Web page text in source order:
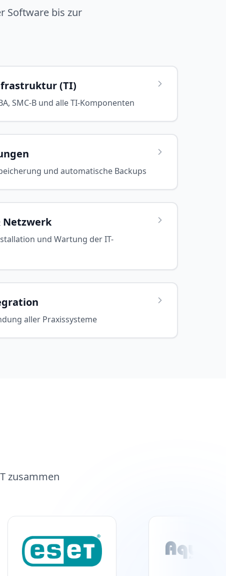
Software bis zur
(TI)
SMC-B und alle TI-Komponenten
und automatische Backups
Netzwerk
und Wartung der IT-
aller Praxissysteme
zusammen